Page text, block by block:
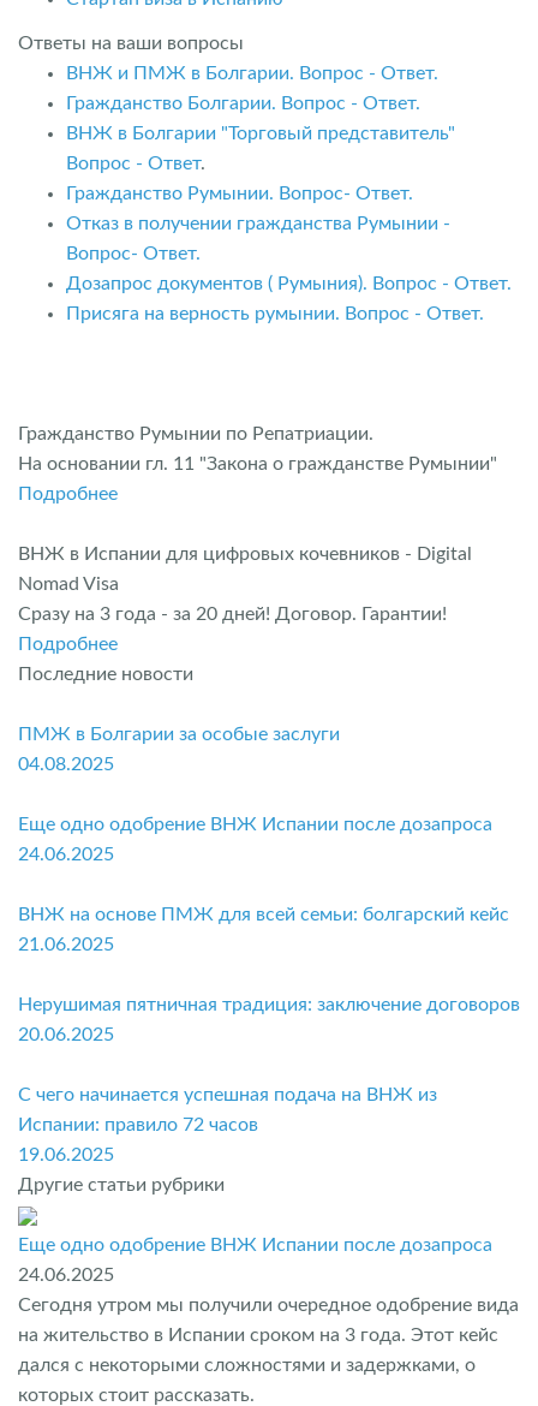
Ответы на ваши вопросы
ВНЖ и ПМЖ в Болгарии. Вопрос - Ответ.
Гражданство Болгарии. Вопрос - Ответ.
ВНЖ в Болгарии "Торговый представитель"
Вопрос - Ответ.
Гражданство Румынии. Вопрос- Ответ.
Отказ в получении гражданства Румынии -
Вопрос- Ответ.
Дозапрос документов ( Румыния). Вопрос - Ответ.
Присяга на верность румынии. Вопрос - Ответ.
Гражданство Румынии по Репатриации.
На основании гл. 11 "Закона о гражданстве Румынии"
Подробнее
ВНЖ в Испании для цифровых кочевников - Digital
Nomad Visa
Сразу на 3 года - за 20 дней! Договор. Гарантии!
Подробнее
Последние новости
ПМЖ в Болгарии за особые заслуги
04.08.2025
Еще одно одобрение ВНЖ Испании после дозапроса
24.06.2025
ВНЖ на основе ПМЖ для всей семьи: болгарский кейс
21.06.2025
Нерушимая пятничная традиция: заключение договоров
20.06.2025
С чего начинается успешная подача на ВНЖ из
Испании: правило 72 часов
19.06.2025
Другие статьи рубрики
Еще одно одобрение ВНЖ Испании после дозапроса
24.06.2025
Сегодня утром мы получили очередное одобрение вида
на жительство в Испании сроком на 3 года. Этот кейс
дался с некоторыми сложностями и задержками, о
которых стоит рассказать.